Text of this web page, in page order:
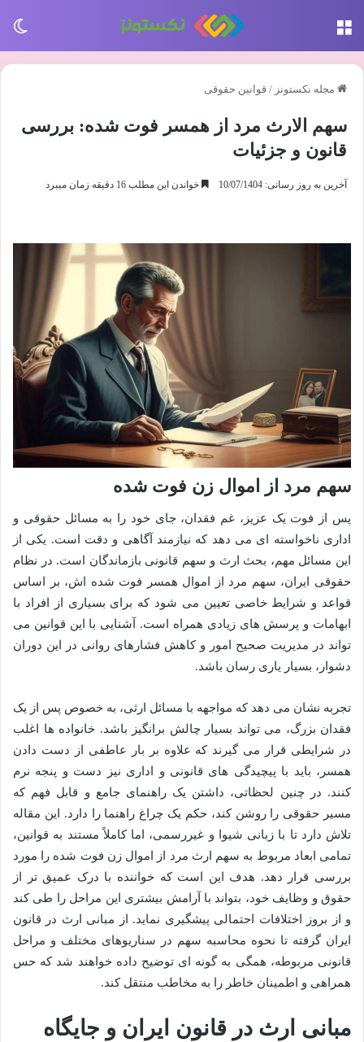
مجله نکستونز / قوانین حقوقی
سهم الارث مرد از همسر فوت شده: بررسی
قانون و جزئیات
آخرین به روز رسانی: 10/07/1404 خواندن این مطلب 16 دقیقه زمان میبرد
سهم مرد از اموال زن فوت شده
پس از فوت یک عزیز، غم فقدان، جای خود را به مسائل حقوقی و
اداری ناخواسته ای می دهد که نیازمند آگاهی و دقت است. یکی از
این مسائل مهم، بحث ارث و سهم قانونی بازماندگان است. در نظام
حقوقی ایران، سهم مرد از اموال همسر فوت شده اش، بر اساس
قواعد و شرایط خاصی تعیین می شود که برای بسیاری از افراد با
ابهامات و پرسش های زیادی همراه است. آشنایی با این قوانین می
تواند در مدیریت صحیح امور و کاهش فشارهای روانی در این دوران
دشوار، بسیار یاری رسان باشد.
تجربه نشان می دهد که مواجهه با مسائل ارثی، به خصوص پس از یک
فقدان بزرگ، می تواند بسیار چالش برانگیز باشد. خانواده ها اغلب
در شرایطی قرار می گیرند که علاوه بر بار عاطفی از دست دادن
همسر، باید با پیچیدگی های قانونی و اداری نیز دست و پنجه نرم
کنند. در چنین لحظاتی، داشتن یک راهنمای جامع و قابل فهم که
مسیر حقوقی را روشن کند، حکم یک چراغ راهنما را دارد. این مقاله
تلاش دارد تا با زبانی شیوا و غیررسمی، اما کاملاً مستند به قوانین،
تمامی ابعاد مربوط به سهم ارث مرد از اموال زن فوت شده را مورد
بررسی قرار دهد. هدف این است که خواننده با درک عمیق تر از
حقوق و وظایف خود، بتواند با آرامش بیشتری این مراحل را طی کند
و از بروز اختلافات احتمالی پیشگیری نماید. از مبانی ارث در قانون
ایران گرفته تا نحوه محاسبه سهم در سناریوهای مختلف و مراحل
قانونی مربوطه، همگی به گونه ای توضیح داده خواهند شد که حس
همراهی و اطمینان خاطر را به مخاطب منتقل کند.
مبانی ارث در قانون ایران و جایگاه